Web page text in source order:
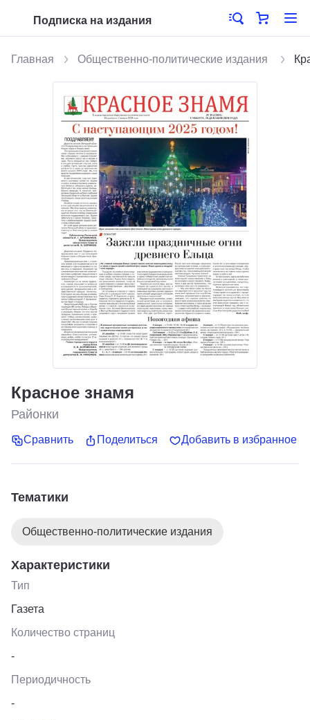
Подписка на издания
Главная Общественно-политические издания
Красное знамя
Районки
Сравнить Поделиться Добавить в избранное
Тематики
Общественно-политические издания
Характеристики
Тип
Газета
Количество страниц
-
Периодичность
-